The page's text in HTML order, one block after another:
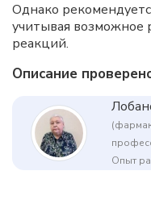
Однако
учитывая возможное
реакций.
Описание
Опыт